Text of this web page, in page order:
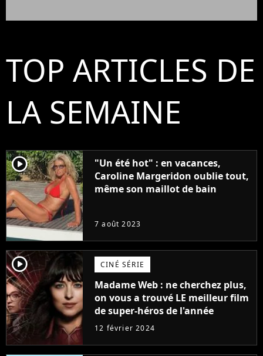
TOP ARTICLES DE
LA SEMAINE
player2
"Un été hot" : en vacances,
Caroline Margeridon oublie tout,
même son maillot de bain
7 août 2023
player2 CINÉ SÉRIE
Madame Web : ne cherchez plus,
on vous a trouvé LE meilleur film
de super-héros de l'année
12 février 2024